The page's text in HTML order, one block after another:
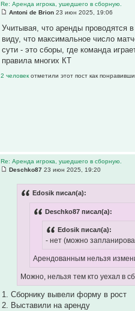
Re: Аренда игрока, ушедшего в сборную.
Antoni de Brion 23 июн 2025, 19:06
Учитывая, что аренды проводятся
виду, что максимальное число
сути - это сборы, где команда
правила многих КТ
2 человекотметили этот пост как
Re: Аренда игрока, ушедшего в сборную.
Deschko87 23 июн 2025, 19:20
Edosik писал(а):
Deschko87 писал(а):
Edosik писал(а):
- нет (можно
Арендованным нельзя
Можно, нельзя тем кто уехал в
1. Сборнику вывели форму в рост
2. Выставили на аренду